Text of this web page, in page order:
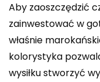
Aby zaoszczędzić
zainwestować w
właśnie
kolorystyka
wysiłku stworzyć